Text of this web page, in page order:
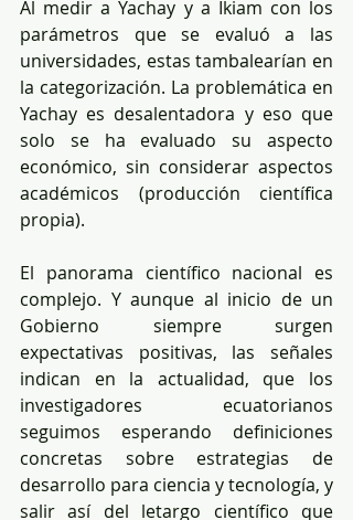
Al medir a Yachay y a Ikiam con los
parámetros que se evaluó a las
universidades, estas tambalearían en
la categorización. La problemática en
Yachay es desalentadora y eso que
solo se ha evaluado su aspecto
económico, sin considerar aspectos
académicos (producción científica
propia).
El panorama científico nacional es
complejo. Y aunque al inicio de un
Gobierno siempre surgen
expectativas positivas, las señales
indican en la actualidad, que los
investigadores ecuatorianos
seguimos esperando definiciones
concretas sobre estrategias de
desarrollo para ciencia y tecnología, y
salir así del letargo científico que